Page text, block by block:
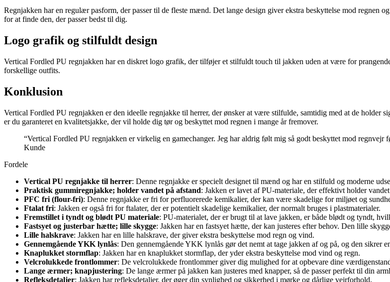
Regnjakken har en regulær pasform, der passer til de fleste mænd. Det lange design giver ekstra beskyttelse mod
for at finde den, der passer bedst til dig.
Logo grafik og stilfuldt design
Vertical Fordled PU regnjakken har en diskret logo grafik, der tilføjer et stilfuldt touch til jakken uden at være for
forskellige outfits.
Konklusion
Vertical Fordled PU regnjakken er den ideelle regnjakke til herrer, der ønsker at være stilfulde, samtidig med at de holder
er du garanteret en kvalitetsjakke, der vil holde dig tør og beskyttet mod regnen i mange år fremover.
“Vertical Fordled PU regnjakken er virkelig en gamechanger. Jeg har aldrig følt mig så godt beskyttet mod
Kunde
Fordele
Vertical PU regnjakke til herrer: Denne regnjakke er specielt designet til mænd og har en stilfuld og moderne
Praktisk gummiregnjakke; holder vandet på afstand: Jakken er lavet af PU-materiale, der effektivt holder
PFC fri (flour-fri): Denne regnjakke er fri for perfluorerede kemikalier, der kan være skadelige for miljøet og
Ftalat fri: Jakken er også fri for ftalater, der er potentielt skadelige kemikalier, der normalt bruges i plastmaterialer.
Fremstillet i tyndt og blødt PU materiale: PU-materialet, der er brugt til at lave jakken, er både blødt og tyndt,
Fastsyet og justerbar hætte; lille skygge: Jakken har en fastsyet hætte, der kan justeres efter behov. Den lille
Lille halskrave: Jakken har en lille halskrave, der giver ekstra beskyttelse mod regn og vind.
Gennemgående YKK lynlås: Den gennemgående YKK lynlås gør det nemt at tage jakken af og på, og den sikrer
Knaplukket stormflap: Jakken har en knaplukket stormflap, der yder ekstra beskyttelse mod vind og regn.
Velcrolukkede frontlommer: De velcrolukkede frontlommer giver dig mulighed for at opbevare dine
Lange ærmer; knapjustering: De lange ærmer på jakken kan justeres med knapper, så de passer perfekt til din
Refleksdetaljer: Jakken har refleksdetaljer, der øger din synlighed og sikkerhed i mørke og dårlige vejrforhold.